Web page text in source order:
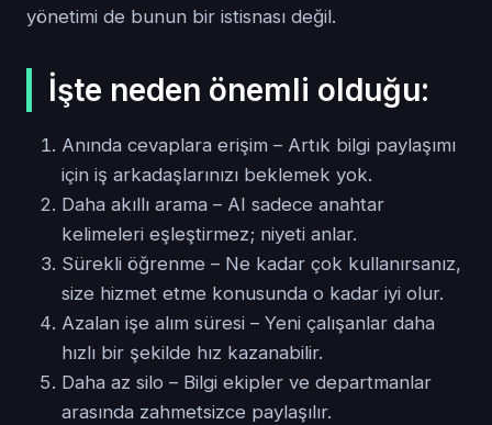
yönetimi de bunun bir istisnası değil.
İşte neden önemli olduğu:
Anında cevaplara erişim – Artık bilgi paylaşımı
için iş arkadaşlarınızı beklemek yok.
Daha akıllı arama – AI sadece anahtar
kelimeleri eşleştirmez; niyeti anlar.
Sürekli öğrenme – Ne kadar çok kullanırsanız,
size hizmet etme konusunda o kadar iyi olur.
Azalan işe alım süresi – Yeni çalışanlar daha
hızlı bir şekilde hız kazanabilir.
Daha az silo – Bilgi ekipler ve departmanlar
arasında zahmetsizce paylaşılır.